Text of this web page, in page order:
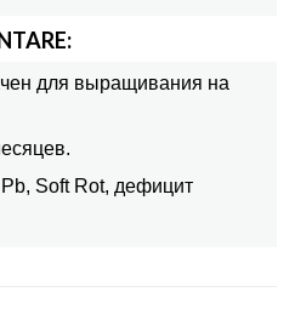
для выращивания на
Soft Rot, дефицит